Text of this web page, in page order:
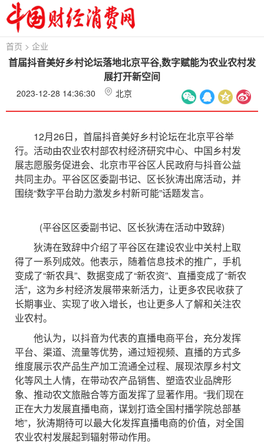
首页 > 企业
首届抖音美好乡村论坛落地北京平谷,数字赋能为农业农村发
展打开新空间
2023-12-28 14:36:30 北京
12月26日，首届抖音美好乡村论坛在北京平谷举
行。活动由农业农村部农村经济研究中心、中国乡村发
展志愿服务促进会、北京市平谷区人民政府与抖音公益
共同主办。平谷区区委副书记、区长狄涛出席活动，并
围绕“数字平台助力激发乡村新可能”话题发言。
(平谷区区委副书记、区长狄涛在活动中致辞)
狄涛在致辞中介绍了平谷区在建设农业中关村上取
得了一系列成效。他表示，随着信息技术的推广，手机
变成了“新农具”、数据变成了“新农资”、直播变成了“新农
活”，这为乡村经济发展带来新活力，让更多农民收获了
长期事业、实现了收入增长，也让更多人了解和关注农
业农村。
他认为，以抖音为代表的直播电商平台，充分发挥
平台、渠道、流量等优势，通过短视频、直播的方式多
维度展示农产品生产加工流通全过程、展现浓厚乡村文
化等风土人情，在带动农产品销售、塑造农业品牌形
象、推动农文旅融合等方面发挥了显著作用。“我们现在
正在大力发展直播电商，谋划打造全国村播学院总部基
地”，狄涛期待可以最大化发挥直播电商的价值，对全国
农业农村发展起到辐射带动作用。